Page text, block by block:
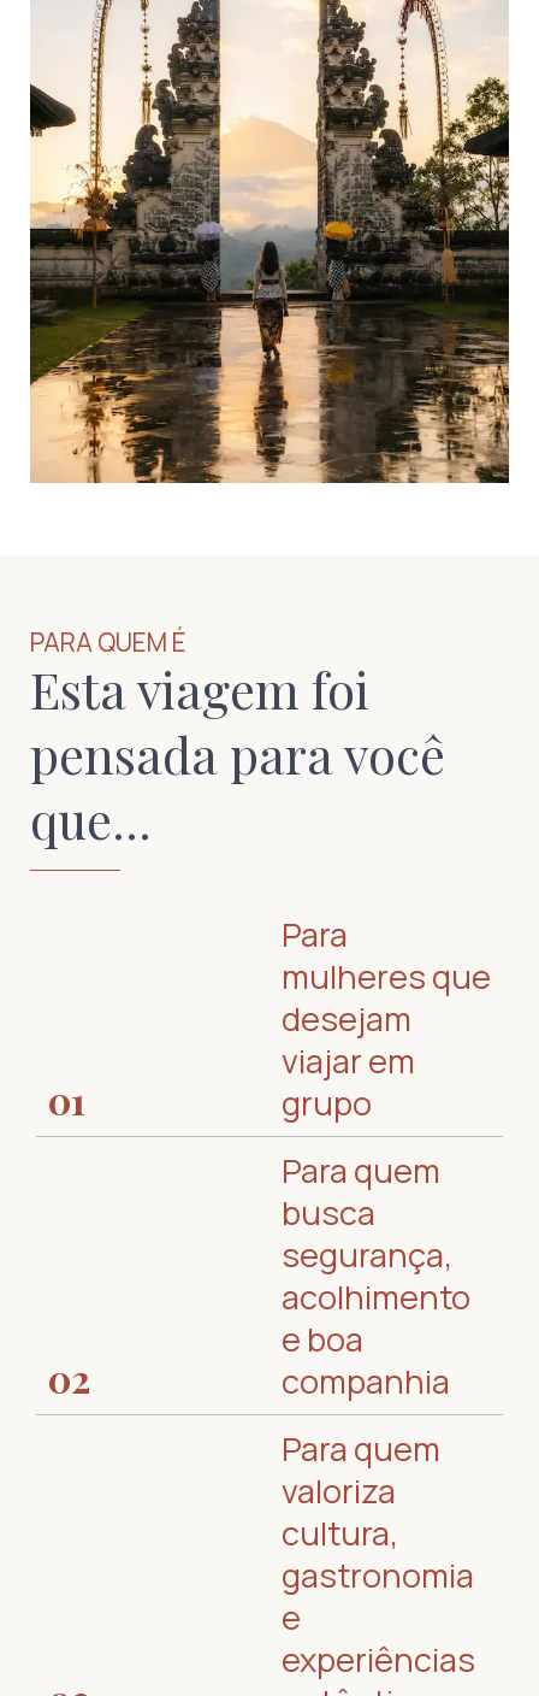
PARA QUEM É
Esta viagem foi
pensada para você
que...
01
Para
mulheres que
desejam
viajar em
grupo
02
Para quem
busca
segurança,
acolhimento
e boa
companhia
Para quem
valoriza
cultura,
gastronomia
e
experiências